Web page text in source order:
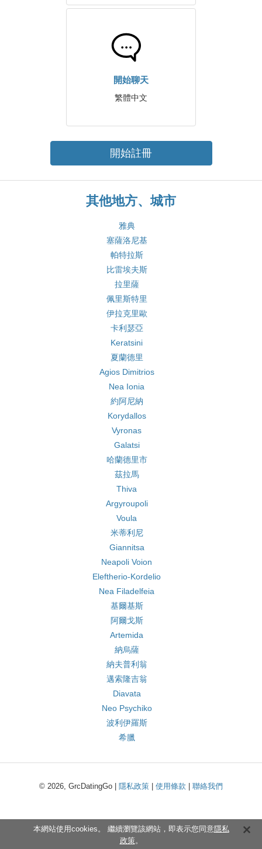
開始聊天
繁體中文
開始註冊
其他地方、城市
雅典
塞薩洛尼基
帕特拉斯
比雷埃夫斯
拉里薩
佩里斯特里
伊拉克里歐
卡利瑟亞
Keratsini
夏蘭德里
Agios Dimitrios
Nea Ionia
約阿尼納
Korydallos
Vyronas
Galatsi
哈蘭德里市
茲拉馬
Thiva
Argyroupoli
Voula
米蒂利尼
Giannitsa
Neapoli Voion
Eleftherio-Kordelio
Nea Filadelfeia
基爾基斯
阿爾戈斯
Artemida
納烏薩
納夫普利翁
邁索隆吉翁
Diavata
Neo Psychiko
波利伊羅斯
希臘
© 2026, GrcDatingGo | 隱私政策 使用條款 聯絡我們
本網站使用cookies。 繼續瀏覽該網站，即表示您同意隱私
政策。